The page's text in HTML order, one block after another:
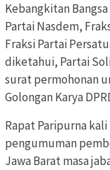
Kebangkitan
Partai Nasdem,
Fraksi Partai
diketahui, Partai
surat permohonan
Golongan Karya
Rapat Paripurna
pengumuman
Jawa Barat masa